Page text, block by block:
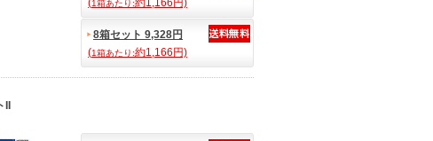
(1箱あたり:約1,166円)
8箱セット 9,328円
(1箱あたり:約1,166円)